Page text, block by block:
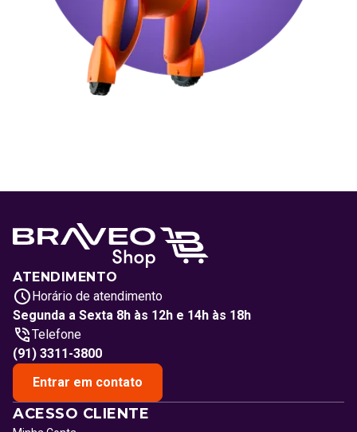
ATENDIMENTO
Horário de atendimento
Segunda a Sexta 8h às 12h e 14h às 18h
Telefone
(91) 3311-3800
Entrar em contato
ACESSO CLIENTE